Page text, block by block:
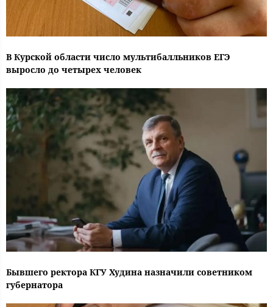
В Курской области число мультибалльников ЕГЭ
выросло до четырех человек
Бывшего ректора КГУ Худина назначили советником
губернатора